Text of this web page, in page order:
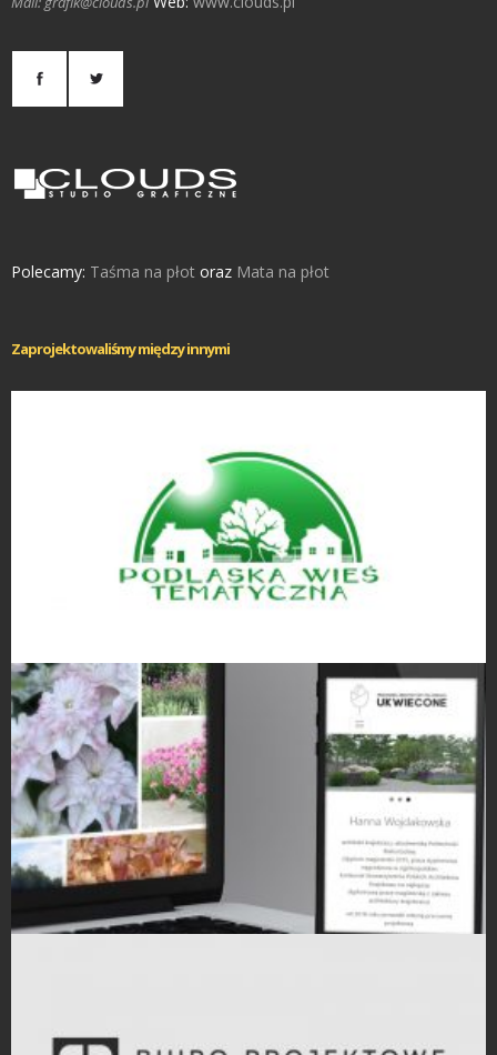
Polecamy: Taśma na płot oraz Mata na płot
Zaprojektowaliśmy między innymi